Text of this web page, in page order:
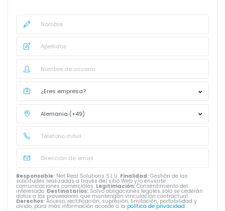
Responsable: Net Real Solutions S.L.U. Finalidad: Gestión de las
solicitudes realizadas a través del sitio Web y/o enviarte
comunicaciones comerciales. Legitimación:Consentimiento del
interesado. Destinatarios: Salvo obligaciones legales sólo se cederán
datos a los proveedores que mantengan vinculación contractual.
Derechos: Acceso, rectificación, supresión, limitación, portabilidad y
olvido, para más información accede a la política de privacidad .